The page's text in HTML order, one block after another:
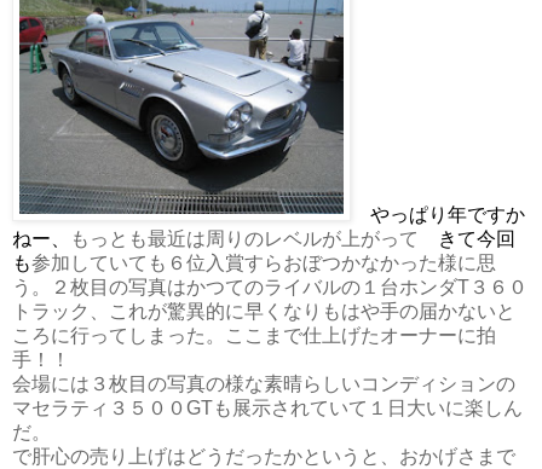
やっぱり年ですか
ねー、
もっとも最近は周りのレベルが上がって
きて今回
も参加していても６位入賞すらおぼつかなかった様に思
う。２枚目の写真はかつてのライバルの１台ホンダT３６０
トラック、これが驚異的に早くなりもはや手の届かないと
ころに行ってしまった。ここまで仕上げたオーナーに拍
手！！
会場には３枚目の写真の様な素晴らしいコンディションの
マセラティ３５００GTも展示されていて１日大いに楽しん
だ。
で肝心の売り上げはどうだったかというと、おかげさまで